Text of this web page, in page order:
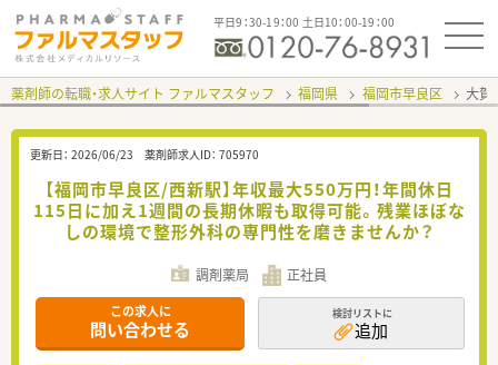
平日9：30-19：00 土日10：00-19：00
薬剤師の転職・求人サイト ファルマスタッフ 福岡県 福岡市早良区 大賀
更新日： 2026/06/23 薬剤師求人ID： 705970
【福岡市早良区/西新駅】年収最大550万円！年間休日
115日に加え1週間の長期休暇も取得可能。残業ほぼな
しの環境で整形外科の専門性を磨きませんか？
調剤薬局 正社員
この求人に
問い合わせる
検討リストに
追加